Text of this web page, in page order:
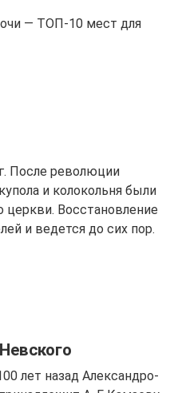
— ТОП-10 мест для
После революции
и колокольня были
церкви. Восстановление
и ведется до сих пор.
лет назад Александро-